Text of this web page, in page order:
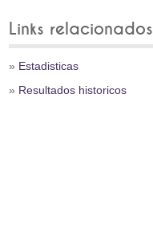
Links relacionados
» Estadisticas
» Resultados historicos